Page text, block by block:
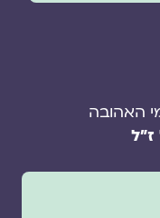
האהובה
ז"ל